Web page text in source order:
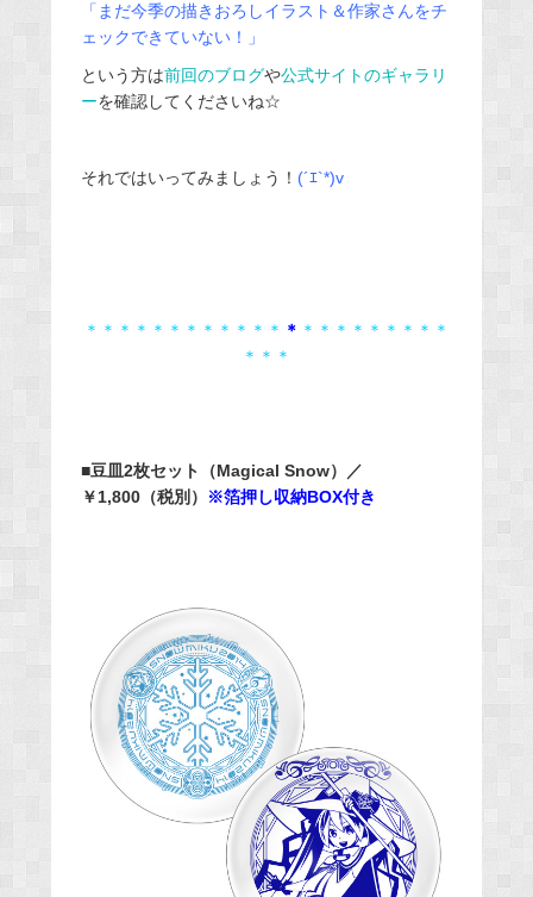
「まだ今季の描きおろしイラスト＆作家さんをチ
ェックできていない！」
という方は前回のブログや公式サイトのギャラリ
ーを確認してくださいね☆
それではいってみましょう！ (´ｴ`*)v
＊＊＊＊＊＊＊＊＊＊＊＊ ＊ ＊＊＊＊＊＊＊＊＊
＊＊＊
■豆皿2枚セット（Magical Snow）／
￥1,800（税別）
※箔押し収納BOX付き